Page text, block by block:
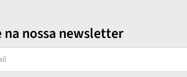
na nossa newsletter